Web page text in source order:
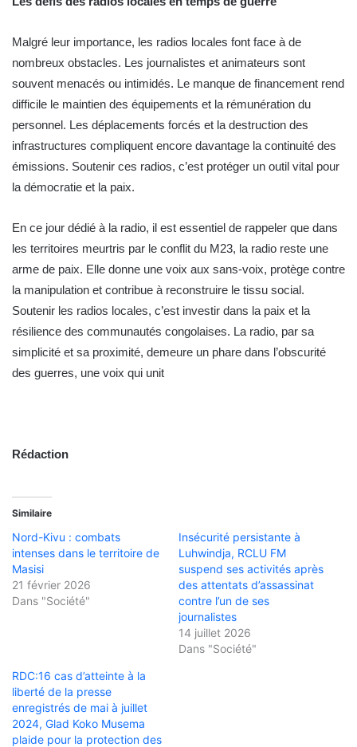
Malgré leur importance, les radios locales font face à de
nombreux obstacles. Les journalistes et animateurs sont
souvent menacés ou intimidés. Le manque de financement rend
difficile le maintien des équipements et la rémunération du
personnel. Les déplacements forcés et la destruction des
infrastructures compliquent encore davantage la continuité des
émissions. Soutenir ces radios, c’est protéger un outil vital pour
la démocratie et la paix.
En ce jour dédié à la radio, il est essentiel de rappeler que dans
les territoires meurtris par le conflit du M23, la radio reste une
arme de paix. Elle donne une voix aux sans-voix, protège contre
la manipulation et contribue à reconstruire le tissu social.
Soutenir les radios locales, c’est investir dans la paix et la
résilience des communautés congolaises. La radio, par sa
simplicité et sa proximité, demeure un phare dans l’obscurité
des guerres, une voix qui unit
Rédaction
Similaire
Nord-Kivu : combats
intenses dans le territoire de
Masisi
21 février 2026
Dans "Société"
Insécurité persistante à
Luhwindja, RCLU FM
suspend ses activités après
des attentats d’assassinat
contre l’un de ses
journalistes
14 juillet 2026
Dans "Société"
RDC:16 cas d’atteinte à la
liberté de la presse
enregistrés de mai à juillet
2024, Glad Koko Musema
plaide pour la protection des